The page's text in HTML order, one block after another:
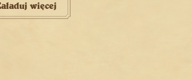
więcej